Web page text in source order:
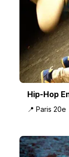
Hip-Hop
📍 Paris 20e